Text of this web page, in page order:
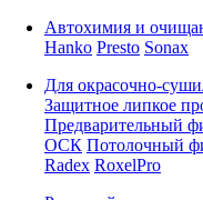
Автохимия и
Hanko Presto Sonax
Для окрасочно-
Защитное липкое
Предварительный
ОСК Потолочный
Radex RoxelPro